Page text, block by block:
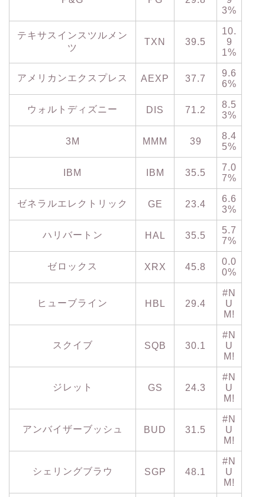
3%
テキサスインスツルメン
ツ
TXN 39.5
10.
9
1%
アメリカンエクスプレス AEXP 37.7
9.6
6%
ウォルトディズニー DIS 71.2
8.5
3%
3M MMM 39
8.4
5%
IBM IBM 35.5
7.0
7%
ゼネラルエレクトリック GE 23.4
6.6
3%
ハリバートン HAL 35.5
5.7
7%
ゼロックス XRX 45.8
0.0
0%
ヒューブライン HBL 29.4
#N
U
M!
スクイブ SQB 30.1
#N
U
M!
ジレット GS 24.3
#N
U
M!
アンバイザーブッシュ BUD 31.5
#N
U
M!
シェリングブラウ SGP 48.1
#N
U
M!